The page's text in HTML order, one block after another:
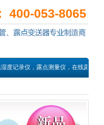
400-053-8065
记录仪，露点测量仪，在线露点